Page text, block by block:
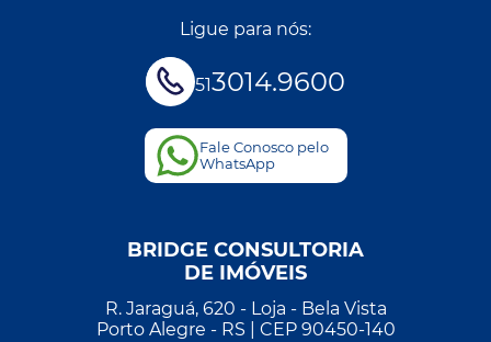
Ligue para nós:
513014.9600
Fale Conosco pelo
WhatsApp
BRIDGE CONSULTORIA
DE IMÓVEIS
R. Jaraguá, 620 - Loja - Bela Vista
Porto Alegre - RS | CEP 90450-140